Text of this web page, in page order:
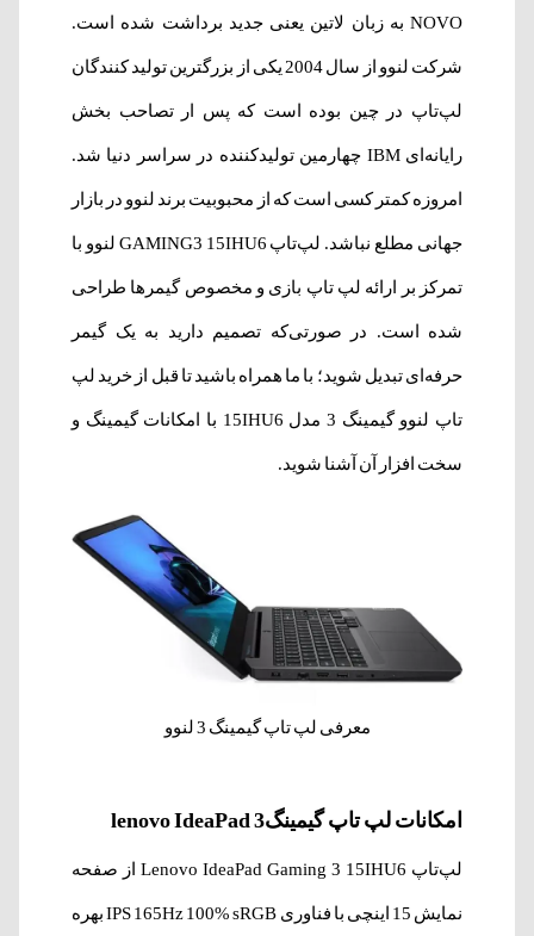
NOVO به زبان لاتین یعنی جدید برداشت شده است.
شرکت لنوو از سال 2004 یکی از بزرگترین تولید کنندگان
لپ‌تاپ در چین بوده است که پس ار تصاحب بخش
رایانه‌ای IBM چهارمین تولیدکننده در سراسر دنیا شد.
امروزه کمتر کسی است که از محبوبیت برند لنوو در بازار
جهانی مطلع نباشد. لپ‌تاپ GAMING3 15IHU6 لنوو با
تمرکز بر ارائه لپ تاپ بازی و مخصوص گیمرها طراحی
شده است. در صورتی‌که تصمیم دارید به یک گیمر
حرفه‌ای تبدیل شوید؛ با ما همراه باشید تا قبل از خرید لپ
تاپ لنوو گیمینگ 3 مدل 15IHU6 با امکانات گیمینگ و
سخت افزار آن آشنا شوید.
معرفی لپ تاپ گیمینگ 3 لنوو
امکانات لپ تاپ گیمینگ3 lenovo IdeaPad
لپ‌تاپ Lenovo IdeaPad Gaming 3 15IHU6 از صفحه
نمایش 15 اینچی با فناوری IPS 165Hz 100% sRGB بهره